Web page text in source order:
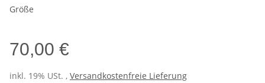
Größe
70,00 €
inkl. 19% USt. , Versandkostenfreie Lieferung